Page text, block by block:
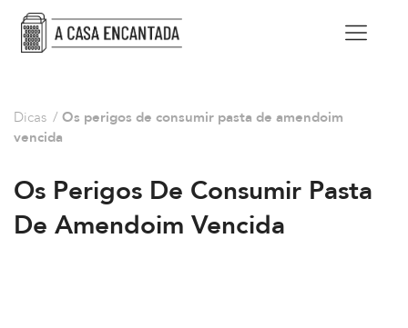
Dicas / Os perigos de consumir pasta de amendoim
vencida
Os Perigos De Consumir Pasta
De Amendoim Vencida